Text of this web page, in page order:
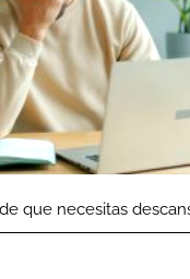
que necesitas